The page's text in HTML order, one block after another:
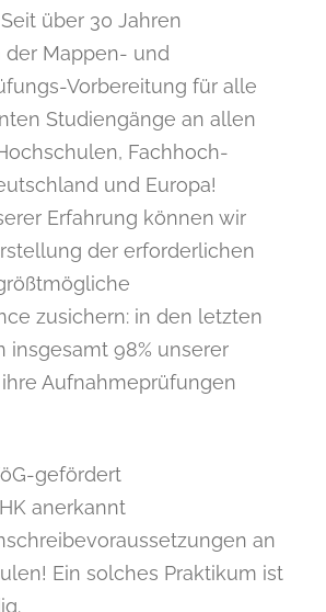
über 30 Jahren
Mappen- und
Vorbereitung für alle
Studiengänge an allen
Fachhoch­
und Europa!
Erfahrung können wir
der erforderlichen
zusichern: in den letzten
insgesamt 98% unserer
Aufnahmeprüfungen
gefördert
anerkannt
an
Ein solches Praktikum ist